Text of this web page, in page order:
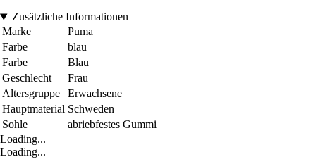
Zusätzliche Informationen
Marke
Puma
Farbe
blau
Farbe
Blau
Geschlecht
Frau
Altersgruppe
Erwachsene
Hauptmaterial Schweden
Sohle
abriebfestes Gummi
Loading...
Loading...